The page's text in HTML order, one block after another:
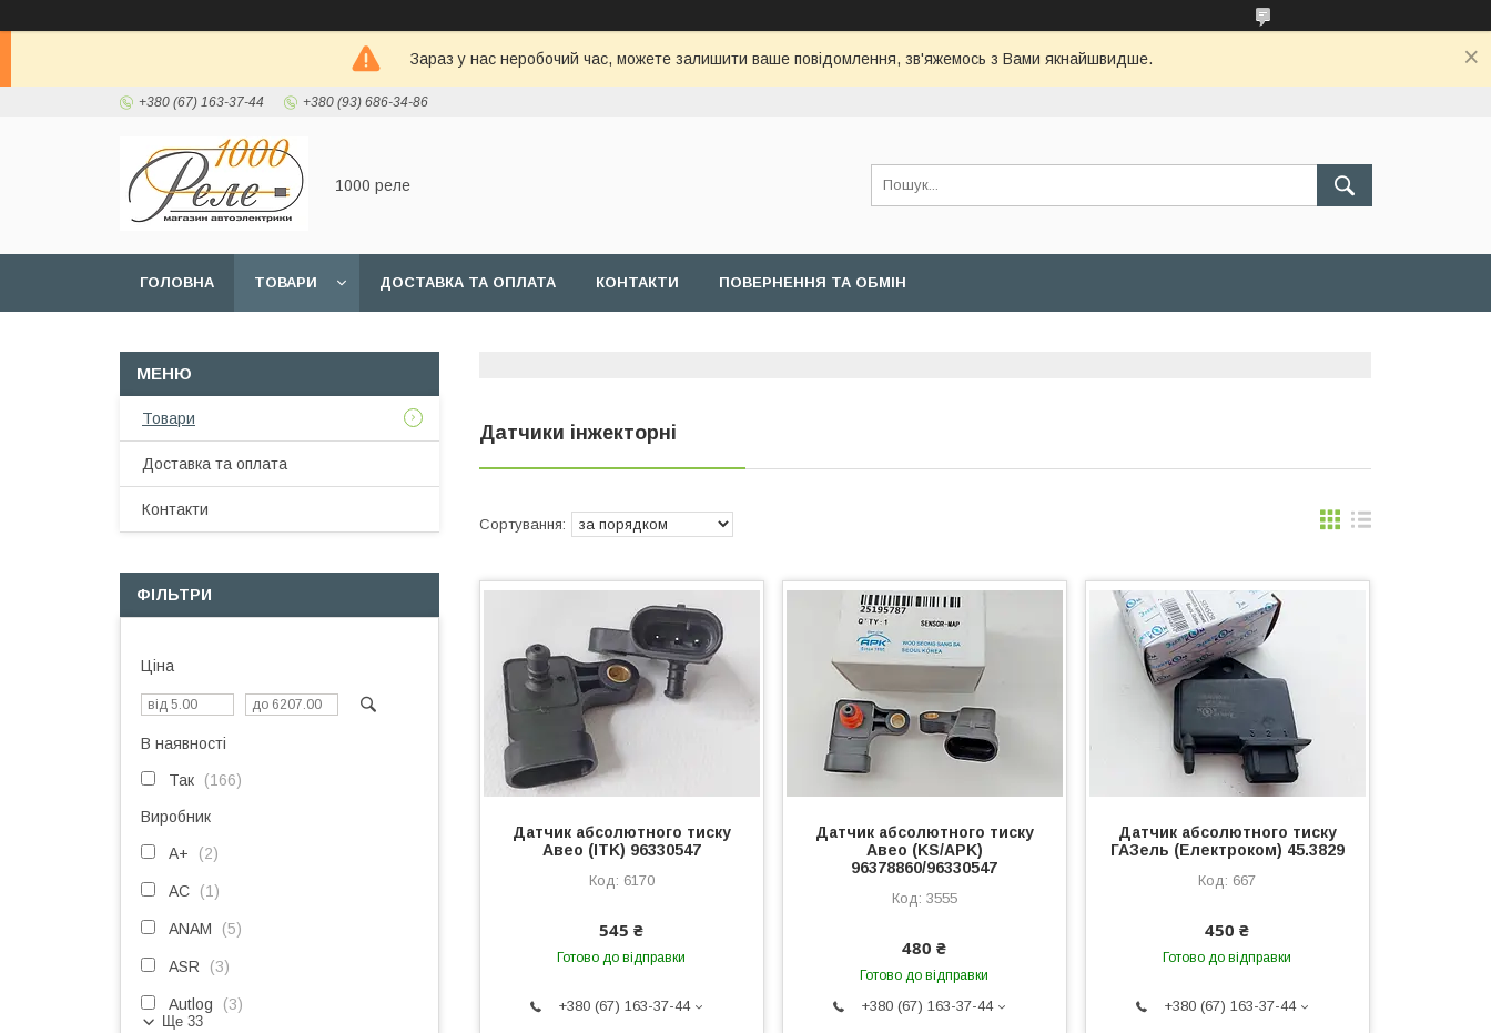
Зараз у нас неробочий час, можете залишити ваше повідомлення, зв'яжемось з Вами якнайшвидше.
+380 (67) 163-37-44 +380 (93) 686-34-86
1000 реле
ГОЛОВНА ТОВАРИ ДОСТАВКА ТА ОПЛАТА КОНТАКТИ ПОВЕРНЕННЯ ТА ОБМІН
Датчики інжекторні
Датчик абсолютного тиску
Авео (ITK) 96330547
6170
545 ₴
Готово до відправки
+380 (67) 163-37-44
Датчик абсолютного тиску
Авео (KS/APK)
96378860/96330547
3555
480 ₴
Готово до відправки
+380 (67) 163-37-44
Датчик абсолютного тиску
ГАЗель (Електроком) 45.3829
667
450 ₴
Готово до відправки
+380 (67) 163-37-44
Товари
Доставка та оплата
Контакти
ФІЛЬТРИ
Ціна
В наявності
Так 166
Виробник
A+ 2
AC 1
ANAM 5
ASR 3
Autlog 3
Ще 33